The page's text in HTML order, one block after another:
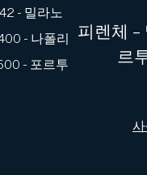
- 밀라노
- 나폴리
- 포르투
피렌체 -
르